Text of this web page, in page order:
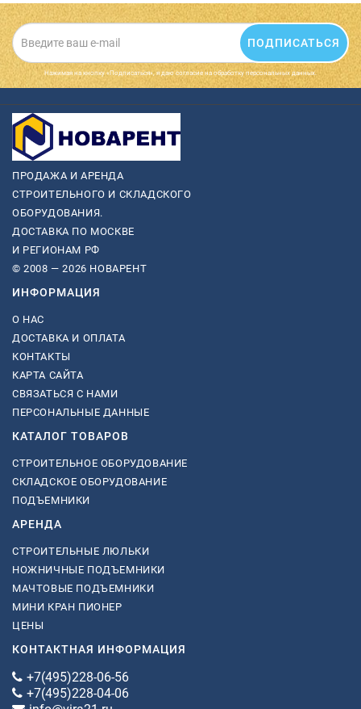
ПОДПИСАТЬСЯ
Нажимая на кнопку «Подписаться», я даю cогласие на обработку персональных данных.
ПРОДАЖА И АРЕНДА
СТРОИТЕЛЬНОГО И СКЛАДСКОГО
ОБОРУДОВАНИЯ.
ДОСТАВКА ПО МОСКВЕ
И РЕГИОНАМ РФ
© 2008 — 2026 НОВАРЕНТ
ИНФОРМАЦИЯ
О НАС
ДОСТАВКА И ОПЛАТА
КОНТАКТЫ
КАРТА САЙТА
СВЯЗАТЬСЯ С НАМИ
ПЕРСОНАЛЬНЫЕ ДАННЫЕ
КАТАЛОГ ТОВАРОВ
СТРОИТЕЛЬНОЕ ОБОРУДОВАНИЕ
СКЛАДСКОЕ ОБОРУДОВАНИЕ
ПОДЪЕМНИКИ
АРЕНДА
СТРОИТЕЛЬНЫЕ ЛЮЛЬКИ
НОЖНИЧНЫЕ ПОДЪЕМНИКИ
МАЧТОВЫЕ ПОДЪЕМНИКИ
МИНИ КРАН ПИОНЕР
ЦЕНЫ
КОНТАКТНАЯ ИНФОРМАЦИЯ
+7(495)228-06-56
+7(495)228-04-06